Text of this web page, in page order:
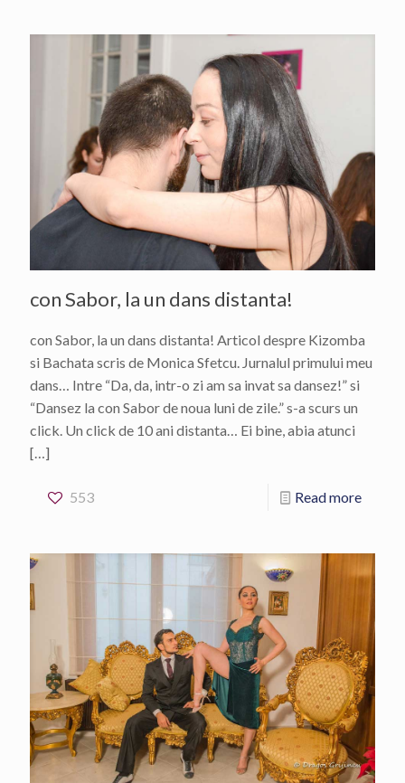
con Sabor, la un dans distanta!
con Sabor, la un dans distanta! Articol despre Kizomba
si Bachata scris de Monica Sfetcu. Jurnalul primului meu
dans… Intre “Da, da, intr-o zi am sa invat sa dansez!” si
“Dansez la con Sabor de noua luni de zile.” s-a scurs un
click. Un click de 10 ani distanta… Ei bine, abia atunci
[…]
553 Read more